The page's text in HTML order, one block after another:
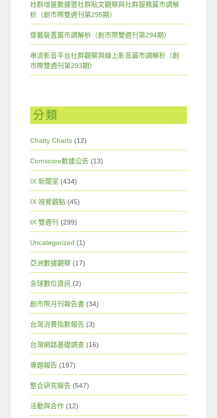
社群增量數據暨社群貼文觀察與社群服務篇市調解
析（創市際雙週刊第295期）
穿戴裝置篇市調解析（創市際雙週刊第294期）
串流影音平台社群觀察與線上影音篇市調解析（創
市際雙週刊第293期）
分類
Chatty Charts (12)
Comscore數據公告 (13)
IX 新聞室 (434)
IX 視覺觀點 (45)
IX 雙週刊 (299)
Uncategorized (1)
亞洲數據觀察 (17)
全球數位資訊 (2)
創市際月刊報告書 (34)
台灣消費指數報告 (3)
台灣網路基礎調查 (16)
專題報告 (197)
整合研究報告 (547)
活動與合作 (12)